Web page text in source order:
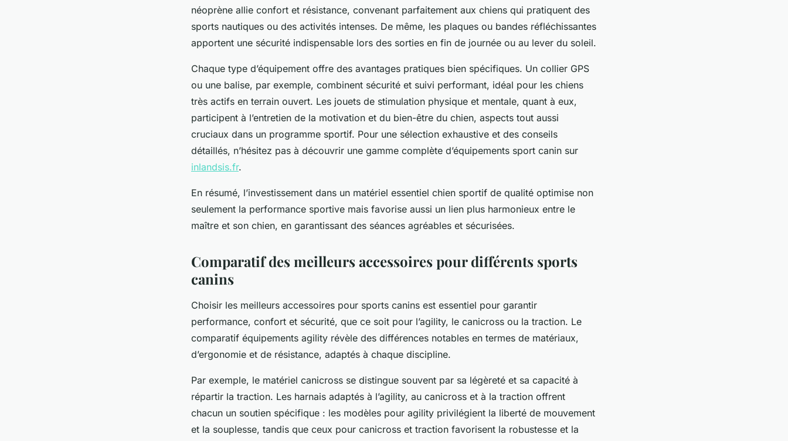
néoprène allie confort et résistance, convenant parfaitement aux chiens qui pratiquent des
sports nautiques ou des activités intenses. De même, les plaques ou bandes réfléchissantes
apportent une sécurité indispensable lors des sorties en fin de journée ou au lever du soleil.
Chaque type d’équipement offre des avantages pratiques bien spécifiques. Un collier GPS
ou une balise, par exemple, combinent sécurité et suivi performant, idéal pour les chiens
très actifs en terrain ouvert. Les jouets de stimulation physique et mentale, quant à eux,
participent à l’entretien de la motivation et du bien-être du chien, aspects tout aussi
cruciaux dans un programme sportif. Pour une sélection exhaustive et des conseils
détaillés, n’hésitez pas à découvrir une gamme complète d’équipements sport canin sur
inlandsis.fr.
En résumé, l’investissement dans un matériel essentiel chien sportif de qualité optimise non
seulement la performance sportive mais favorise aussi un lien plus harmonieux entre le
maître et son chien, en garantissant des séances agréables et sécurisées.
Comparatif des meilleurs accessoires pour différents sports
canins
Choisir les meilleurs accessoires pour sports canins est essentiel pour garantir
performance, confort et sécurité, que ce soit pour l’agility, le canicross ou la traction. Le
comparatif équipements agility révèle des différences notables en termes de matériaux,
d’ergonomie et de résistance, adaptés à chaque discipline.
Par exemple, le matériel canicross se distingue souvent par sa légèreté et sa capacité à
répartir la traction. Les harnais adaptés à l’agility, au canicross et à la traction offrent
chacun un soutien spécifique : les modèles pour agility privilégient la liberté de mouvement
et la souplesse, tandis que ceux pour canicross et traction favorisent la robustesse et la